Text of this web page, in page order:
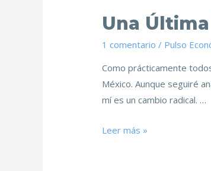
Una
1 comentario / Pulso
Como prácticamente
México. Aunque seguiré
mí es un cambio radical. …
Leer más »